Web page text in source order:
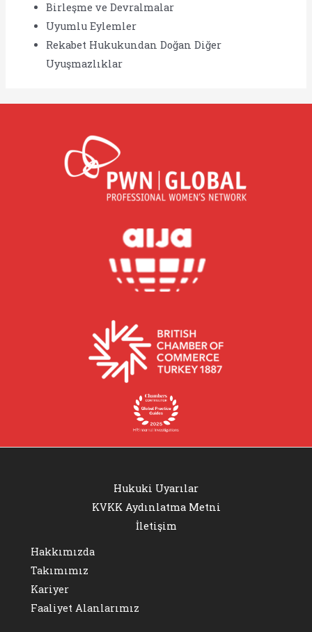
Birleşme ve Devralmalar
Uyumlu Eylemler
Rekabet Hukukundan Doğan Diğer
Uyuşmazlıklar
Hukuki Uyarılar
KVKK Aydınlatma Metni
İletişim
Hakkımızda
Takımımız
Kariyer
Faaliyet Alanlarımız